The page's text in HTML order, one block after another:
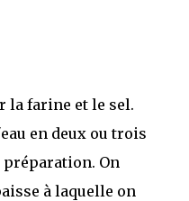
la farine et le sel.
en deux ou trois
On
à laquelle on